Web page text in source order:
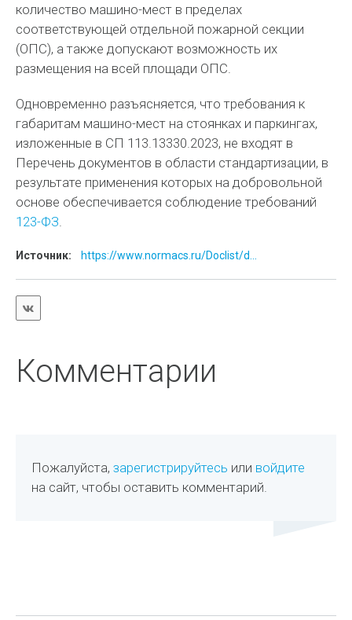
количество машино-мест в пределах
соответствующей отдельной пожарной секции
(ОПС), а также допускают возможность их
размещения на всей площади ОПС.
Одновременно разъясняется, что требования к
габаритам машино-мест на стоянках и паркингах,
изложенные в СП 113.13330.2023, не входят в
Перечень документов в области стандартизации, в
результате применения которых на добровольной
основе обеспечивается соблюдение требований
123-ФЗ.
Источник: https://www.normacs.ru/Doclist/d...
Комментарии
Пожалуйста,зарегистрируйтесь или войдите
на сайт, чтобы оставить комментарий.